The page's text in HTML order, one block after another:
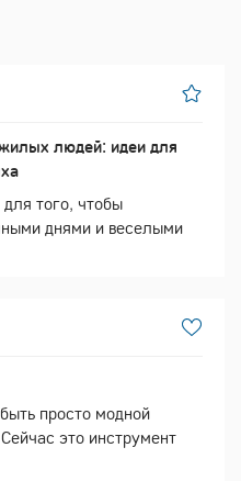
людей: идеи для
того, чтобы
днями и веселыми
просто модной
это инструмент